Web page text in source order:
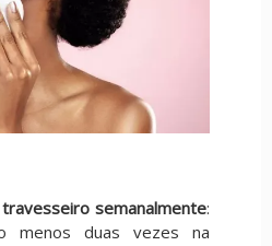
semanalmente:
menos duas vezes na